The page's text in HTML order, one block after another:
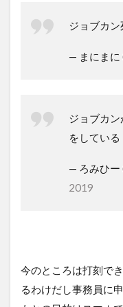
ジョブカ
— まにまに
ジョブカ
をしている
— ろみひー
2019
今のところは打刻で
るわけだし事務員に